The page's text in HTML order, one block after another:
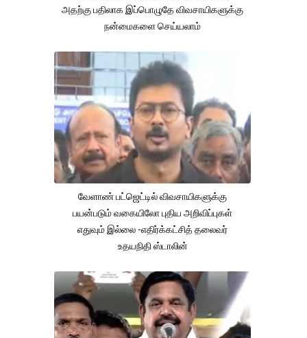
அதற்கு பதிலாக இப்பொழுதே விவசாயிகளுக்கு
நன்மைகளை செய்யலாம்
வேளாண் பட்ஜெட்டில் விவசாயிகளுக்கு
பயன்படும் வகையிலோ புதிய அறிவிப்புகள்
எதுவும் இல்லை -எதிர்க்கட்சித் தலைவர்
உதயநிதி ஸ்டாலின்